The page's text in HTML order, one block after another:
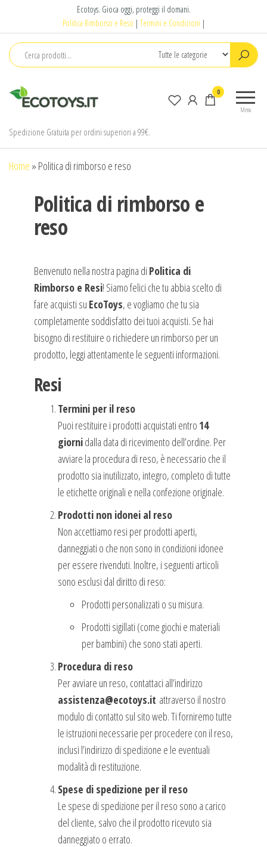
Ecotoys. Gioca oggi, proteggi il domani.
Politica Rimborso e Reso | Termini e Condizioni |
il
Menu
0
Spedizione Gratuita per ordini superiori a 99€.
Home » Politica di rimborso e reso
Politica di rimborso e
reso
Benvenuto nella nostra pagina di Politica di
Rimborso e Resi! Siamo felici che tu abbia scelto di
fare acquisti su EcoToys, e vogliamo che tu sia
completamente soddisfatto dei tuoi acquisti. Se hai
bisogno di restituire o richiedere un rimborso per un
prodotto, leggi attentamente le seguenti informazioni.
Resi
Termini per il reso
Puoi restituire i prodotti acquistati entro 14
giornidalla data di ricevimento dell’ordine. Per
avviare la procedura di reso, è necessario che il
prodotto sia inutilizzato, integro, completo di tutte
le etichette originali e nella confezione originale.
Prodotti non idonei al reso
Non accettiamo resi per prodotti aperti,
danneggiati o che non sono in condizioni idonee
per essere rivenduti. Inoltre, i seguenti articoli
sono esclusi dal diritto di reso:
Prodotti personalizzati o su misura.
Prodotti sigillati (come giochi e materiali
per bambini) che sono stati aperti.
Procedura di reso
Per avviare un reso, contattaci all’indirizzo
assistenza@ecotoys.it attraverso il nostro
modulo di contatto sul sito web. Ti forniremo tutte
le istruzioni necessarie per procedere con il reso,
inclusi l’indirizzo di spedizione e le eventuali
modalità di restituzione.
Spese di spedizione per il reso
Le spese di spedizione per il reso sono a carico
del cliente, salvo che il prodotto ricevuto sia
danneggiato o errato.